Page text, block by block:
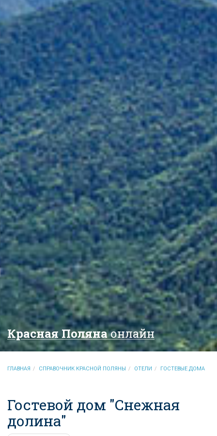
Красная Полянаонлайн
ГЛАВНАЯ СПРАВОЧНИК КРАСНОЙ ПОЛЯНЫ ОТЕЛИ ГОСТЕВЫЕ ДОМА
Гостевой дом "Снежная
долина"